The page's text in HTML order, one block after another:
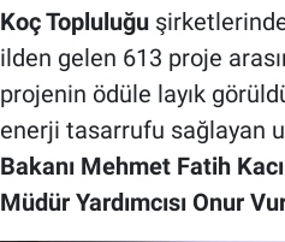
Koç Topluluğu
ilden gelen 613 proje
projenin ödüle layık
enerji tasarrufu sağlayan
Bakanı Mehmet Fatih
Müdür Yardımcısı Onur